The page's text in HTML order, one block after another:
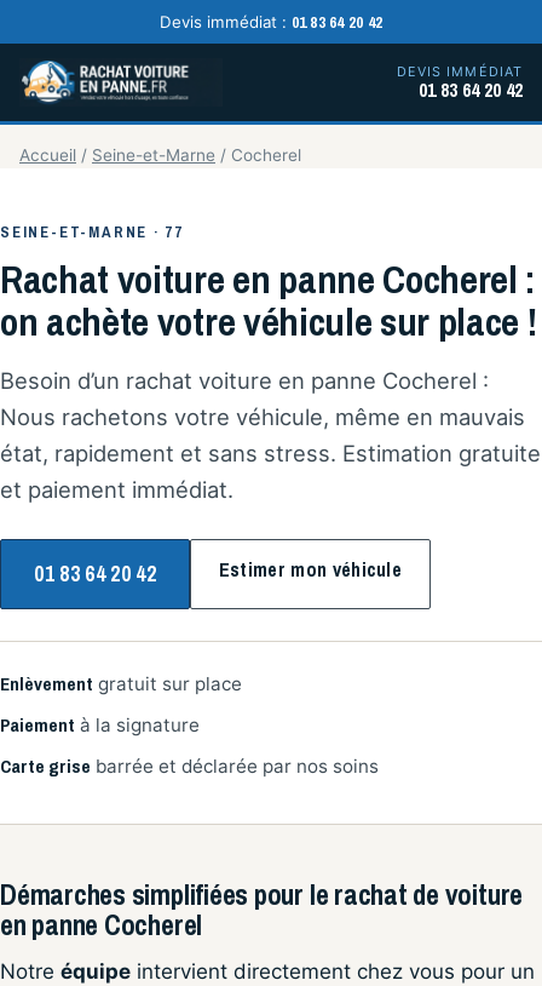
Devis immédiat : 01 83 64 20 42
DEVIS IMMÉDIAT
01 83 64 20 42
Accueil / Seine-et-Marne / Cocherel
SEINE-ET-MARNE · 77
Rachat voiture en panne Cocherel :
on achète votre véhicule sur place !
Besoin d’un rachat voiture en panne Cocherel :
Nous rachetons votre véhicule, même en mauvais
état, rapidement et sans stress. Estimation gratuite
et paiement immédiat.
01 83 64 20 42 Estimer mon véhicule
Enlèvement gratuit sur place
Paiement à la signature
Carte grise barrée et déclarée par nos soins
Démarches simplifiées pour le rachat de voiture
en panne Cocherel
Notre équipe intervient directement chez vous pour un